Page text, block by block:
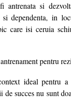
antrenata si
si dependenta, in
care isi ceruia
pentru
ideal pentru
succes nu sunt